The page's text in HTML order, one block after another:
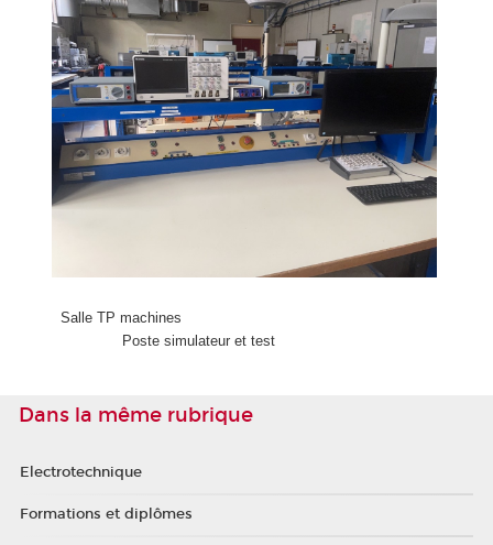
Salle TP machines
Poste simulateur et test
Dans la même rubrique
Electrotechnique
Formations et diplômes